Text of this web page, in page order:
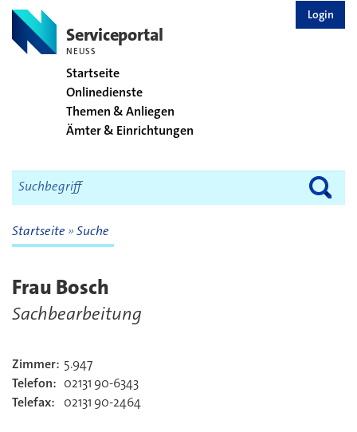
Serviceportal
NEUSS
Startseite
Onlinedienste
Themen & Anliegen
Ämter & Einrichtungen
Login
Startseite Suche
Frau Bosch
Sachbearbeitung
Kontakt
Zimmer: 5.947
Telefon: 02131 90-6343
Telefax:
02131 90-2464